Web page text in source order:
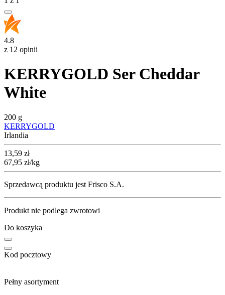
4.8
z 12 opinii
KERRYGOLD Ser Cheddar
White
200 g
KERRYGOLD
Irlandia
Cena
13,59 zł
67,95 zł/kg
Sprzedawcą produktu jest Frisco S.A.
Produkt nie podlega zwrotowi
Do koszyka
Kod pocztowy
Pełny asortyment